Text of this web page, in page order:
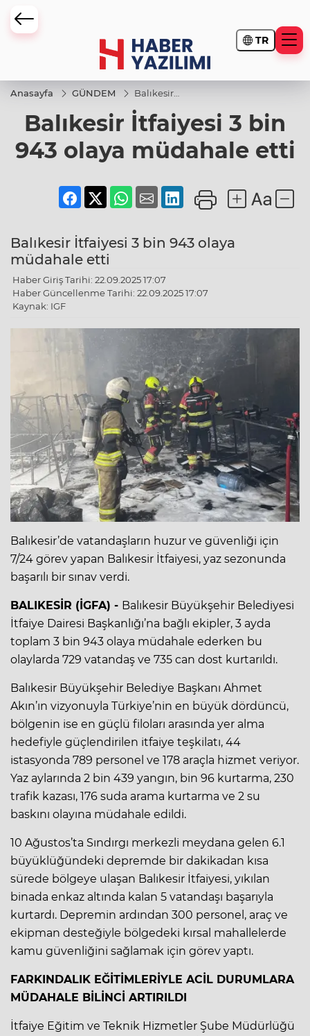
TR
Anasayfa GÜNDEM
Balıkesir
bin 943
olaya
müdahale
etti
Balıkesir İtfaiyesi 3 bin
943 olaya müdahale etti
Balıkesir İtfaiyesi 3 bin 943 olaya
müdahale etti
Haber Giriş Tarihi: 22.09.2025 17:07
Haber Güncellenme Tarihi: 22.09.2025 17:07
Kaynak: IGF
Balıkesir’de vatandaşların huzur ve güvenliği için
7/24 görev yapan Balıkesir İtfaiyesi, yaz sezonunda
başarılı bir sınav verdi.
BALIKESİR (İGFA) - Balıkesir Büyükşehir Belediyesi
İtfaiye Dairesi Başkanlığı’na bağlı ekipler, 3 ayda
toplam 3 bin 943 olaya müdahale ederken bu
olaylarda 729 vatandaş ve 735 can dost kurtarıldı.
Balıkesir Büyükşehir Belediye Başkanı Ahmet
Akın’ın vizyonuyla Türkiye’nin en büyük dördüncü,
bölgenin ise en güçlü filoları arasında yer alma
hedefiyle güçlendirilen itfaiye teşkilatı, 44
istasyonda 789 personel ve 178 araçla hizmet veriyor.
Yaz aylarında 2 bin 439 yangın, bin 96 kurtarma, 230
trafik kazası, 176 suda arama kurtarma ve 2 su
baskını olayına müdahale edildi.
10 Ağustos’ta Sındırgı merkezli meydana gelen 6.1
büyüklüğündeki depremde bir dakikadan kısa
sürede bölgeye ulaşan Balıkesir İtfaiyesi, yıkılan
binada enkaz altında kalan 5 vatandaşı başarıyla
kurtardı. Depremin ardından 300 personel, araç ve
ekipman desteğiyle bölgedeki kırsal mahallelerde
kamu güvenliğini sağlamak için görev yaptı.
FARKINDALIK EĞİTİMLERİYLE ACİL DURUMLARA
MÜDAHALE BİLİNCİ ARTIRILDI
İtfaiye Eğitim ve Teknik Hizmetler Şube Müdürlüğü